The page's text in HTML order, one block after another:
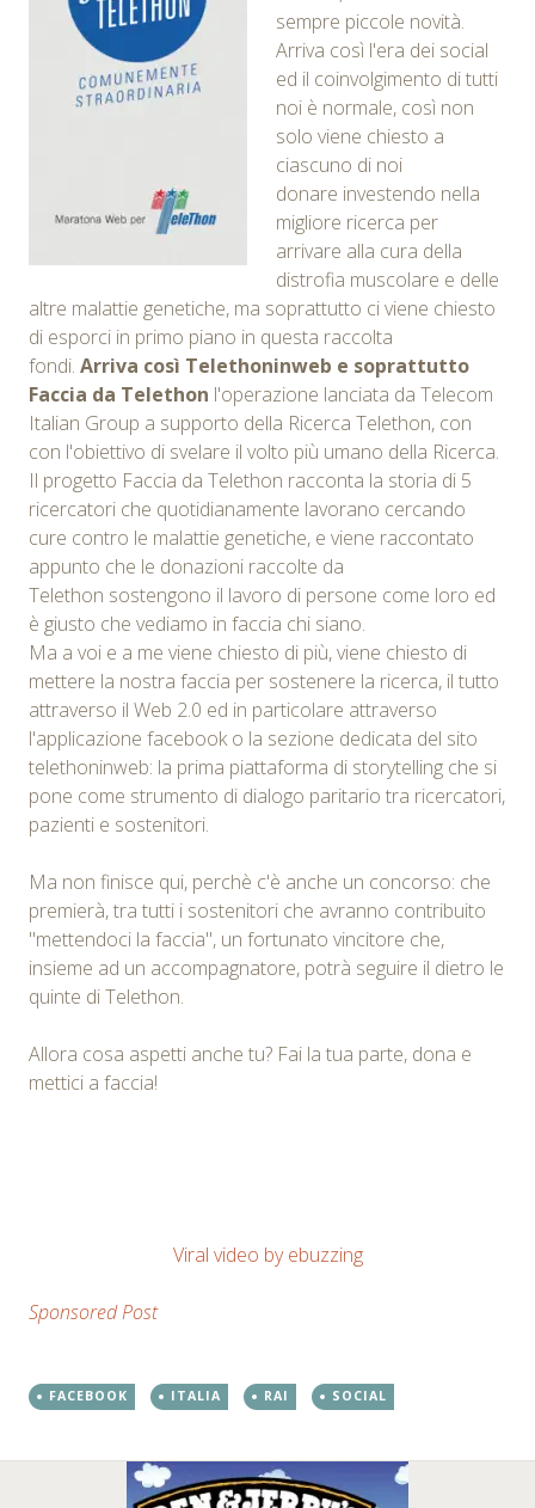
sempre piccole novità.
Arriva così l'era dei social
ed il coinvolgimento di tutti
noi è normale, così non
solo viene chiesto a
ciascuno di noi
donare investendo nella
migliore ricerca per
arrivare alla cura della
distrofia muscolare e delle
altre malattie genetiche, ma soprattutto ci viene chiesto
di esporci in primo piano in questa raccolta
fondi. Arriva così Telethoninweb e soprattutto
Faccia da Telethon l'operazione lanciata da Telecom
Italian Group a supporto della Ricerca Telethon, con
con l'obiettivo di svelare il volto più umano della Ricerca.
Il progetto Faccia da Telethon racconta la storia di 5
ricercatori che quotidianamente lavorano cercando
cure contro le malattie genetiche, e viene raccontato
appunto che le donazioni raccolte da
Telethon sostengono il lavoro di persone come loro ed
è giusto che vediamo in faccia chi siano.
Ma a voi e a me viene chiesto di più, viene chiesto di
mettere la nostra faccia per sostenere la ricerca, il tutto
attraverso il Web 2.0 ed in particolare attraverso
l'applicazione facebook o la sezione dedicata del sito
telethoninweb: la prima piattaforma di storytelling che si
pone come strumento di dialogo paritario tra ricercatori,
pazienti e sostenitori.
Ma non finisce qui, perchè c'è anche un concorso: che
premierà, tra tutti i sostenitori che avranno contribuito
"mettendoci la faccia", un fortunato vincitore che,
insieme ad un accompagnatore, potrà seguire il dietro le
quinte di Telethon.
Allora cosa aspetti anche tu? Fai la tua parte, dona e
mettici a faccia!
Viral video by ebuzzing
Sponsored Post
FACEBOOK ITALIA RAI SOCIAL